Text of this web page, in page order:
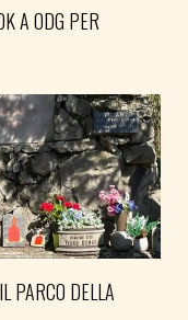
A ODG PER
PARCO DELLA